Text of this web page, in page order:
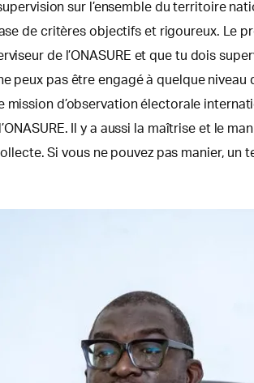
sur l’ensemble du territoire
de critères objectifs et rigoureux. Le
de l’ONASURE et que tu dois
ne peux pas être engagé à quelque
mission d’observation électorale
l’ONASURE. Il y a aussi la maîtrise et le
Si vous ne pouvez pas manier,